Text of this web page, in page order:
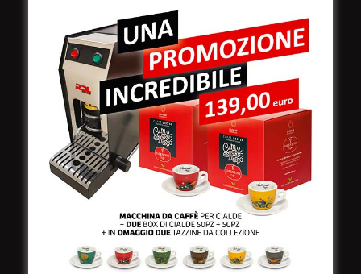
Valentino Caffè Spa
Stabilimento
e produzione:
Viale Croazia 8 (Z.I.)
73100 Lecce
Italy
+39 0832 240771
+39 0832 279866
info@valentinocaffespa.com